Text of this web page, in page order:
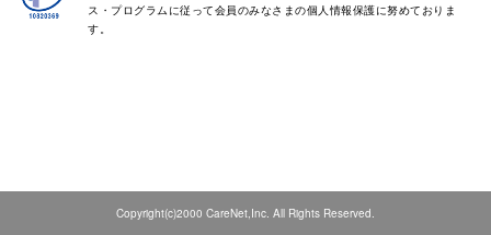
ス・プログラムに従って会員のみなさまの個人情報保護に努めておりま
す。
Copyright(c)2000 CareNet,Inc. All Rights Reserved.